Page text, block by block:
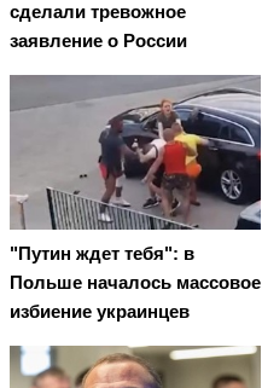
сделали тревожное
заявление о России
"Путин ждет тебя": в
Польше началось массовое
избиение украинцев